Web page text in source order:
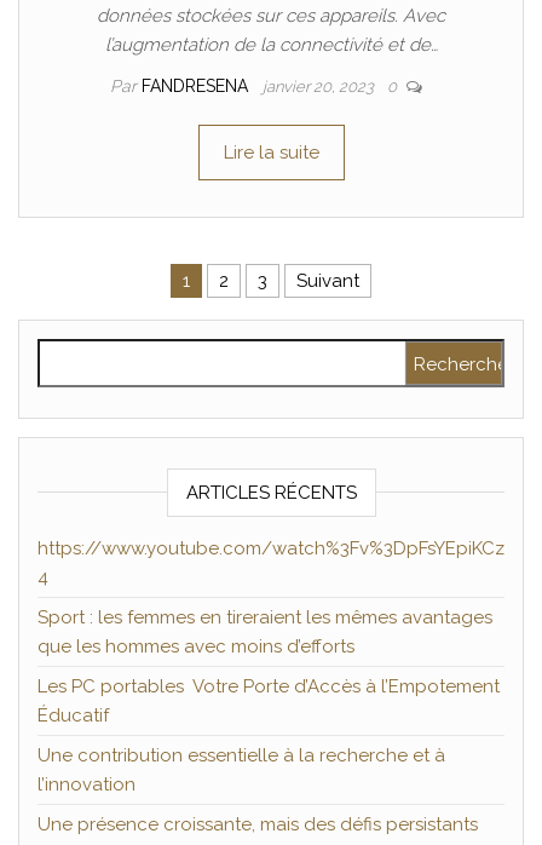
données stockées sur ces appareils. Avec
l’augmentation de la connectivité et de…
Par FANDRESENA janvier 20, 2023 0
Lire la suite
Pagination des publications
1 2 3 Suivant
ARTICLES RÉCENTS
https://www.youtube.com/watch%3Fv%3DpFsYEpiKCz
4
Sport : les femmes en tireraient les mêmes avantages
que les hommes avec moins d’efforts
Les PC portables Votre Porte d’Accès à l’Empotement
Éducatif
Une contribution essentielle à la recherche et à
l’innovation
Une présence croissante, mais des défis persistants